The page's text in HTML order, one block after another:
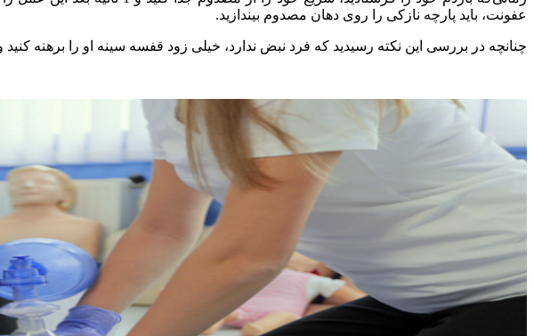
عفونت، باید پارچه نازکی را روی دهان مصدوم بیندازید.
چنانچه در بررسی این نکته رسیدید که فرد نبض ندارد، خیلی زود قفسه سینه او را برهنه کنید